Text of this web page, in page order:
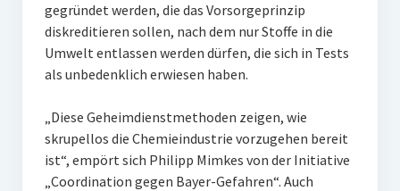
gegründet werden, die das Vorsorgeprinzip
diskreditieren sollen, nach dem nur Stoffe in die
Umwelt entlassen werden dürfen, die sich in Tests
als unbedenklich erwiesen haben.
„Diese Geheimdienstmethoden zeigen, wie
skrupellos die Chemieindustrie vorzugehen bereit
ist“, empört sich Philipp Mimkes von der Initiative
„Coordination gegen Bayer-Gefahren“. Auch